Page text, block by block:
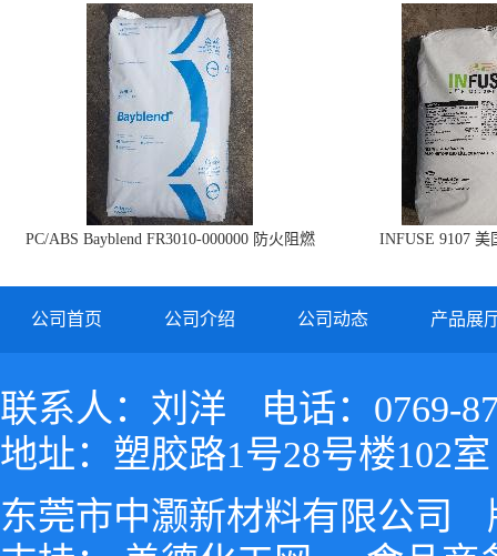
PC/ABS Bayblend FR3010-000000 防火阻燃
INFUSE 9107 美
公司首页 公司介绍 公司动态 产品展
联系人：刘洋
电话：0769-
地址：塑胶路1号28号楼102室
东莞市中灏新材料有限公司